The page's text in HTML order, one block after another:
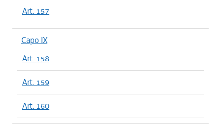
Art. 157
Capo IX
Art. 158
Art. 159
Art. 160